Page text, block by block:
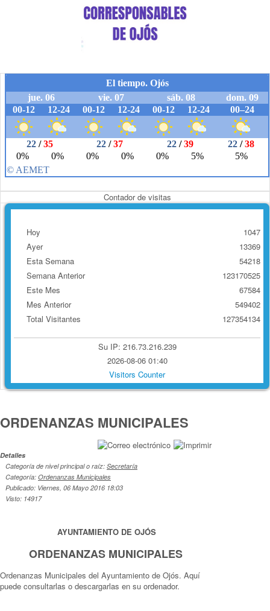
Contador de visitas
Hoy
Ayer
Esta Semana
Semana Anterior
Este Mes
Mes Anterior
Total Visitantes
1047
13369
54218
123170525
67584
549402
127354134
Su IP: 216.73.216.239
2026-08-06 01:40
Visitors Counter
ORDENANZAS MUNICIPALES
Detalles
Categoría de nivel principal o raíz: Secretaría
Categoría: Ordenanzas Municipales
Publicado: Viernes, 06 Mayo 2016 18:03
Visto: 14917
AYUNTAMIENTO DE OJÓS
ORDENANZAS MUNICIPALES
Ordenanzas Municipales del Ayuntamiento de Ojós. Aquí
puede consultarlas o descargarlas en su ordenador.